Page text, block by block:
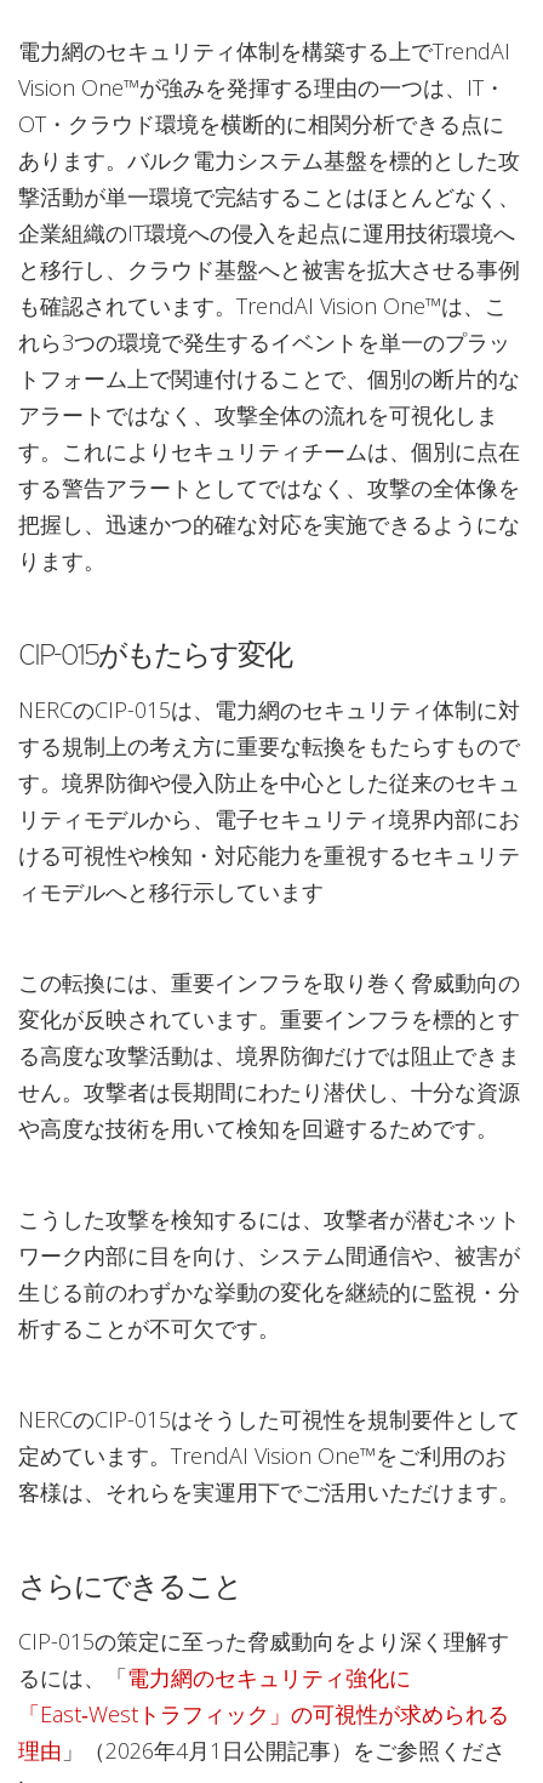
電力網のセキュリティ体制を構築する上でTrendAI
Vision One™が強みを発揮する理由の一つは、IT・
OT・クラウド環境を横断的に相関分析できる点に
あります。バルク電力システム基盤を標的とした攻
撃活動が単一環境で完結することはほとんどなく、
企業組織のIT環境への侵入を起点に運用技術環境へ
と移行し、クラウド基盤へと被害を拡大させる事例
も確認されています。TrendAI Vision One™は、こ
れら3つの環境で発生するイベントを単一のプラッ
トフォーム上で関連付けることで、個別の断片的な
アラートではなく、攻撃全体の流れを可視化しま
す。これによりセキュリティチームは、個別に点在
する警告アラートとしてではなく、攻撃の全体像を
把握し、迅速かつ的確な対応を実施できるようにな
ります。
CIP-015がもたらす変化
NERCのCIP-015は、電力網のセキュリティ体制に対
する規制上の考え方に重要な転換をもたらすもので
す。境界防御や侵入防止を中心とした従来のセキュ
リティモデルから、電子セキュリティ境界内部にお
ける可視性や検知・対応能力を重視するセキュリテ
ィモデルへと移行示しています
この転換には、重要インフラを取り巻く脅威動向の
変化が反映されています。重要インフラを標的とす
る高度な攻撃活動は、境界防御だけでは阻止できま
せん。攻撃者は長期間にわたり潜伏し、十分な資源
や高度な技術を用いて検知を回避するためです。
こうした攻撃を検知するには、攻撃者が潜むネット
ワーク内部に目を向け、システム間通信や、被害が
生じる前のわずかな挙動の変化を継続的に監視・分
析することが不可欠です。
NERCのCIP-015はそうした可視性を規制要件として
定めています。TrendAI Vision One™をご利用のお
客様は、それらを実運用下でご活用いただけます。
さらにできること
CIP-015の策定に至った脅威動向をより深く理解す
るには、「電力網のセキュリティ強化に
「East‑Westトラフィック」の可視性が求められる
理由 」（2026年4月1日公開記事）をご参照くださ